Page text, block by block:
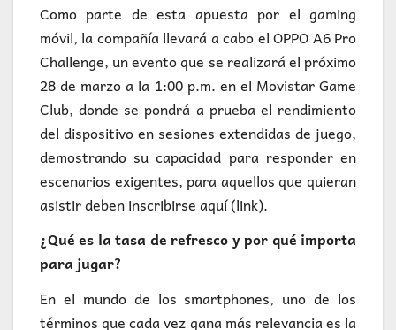
Como parte de esta apuesta por el gaming
móvil, la compañía llevará a cabo el OPPO A6 Pro
Challenge, un evento que se realizará el próximo
28 de marzo a la 1:00 p.m. en el Movistar Game
Club, donde se pondrá a prueba el rendimiento
del dispositivo en sesiones extendidas de juego,
demostrando su capacidad para responder en
escenarios exigentes, para aquellos que quieran
asistir deben inscribirse aquí (link).
¿Qué es la tasa de refresco y por qué importa
para jugar?
En el mundo de los smartphones, uno de los
términos que cada vez gana más relevancia es la